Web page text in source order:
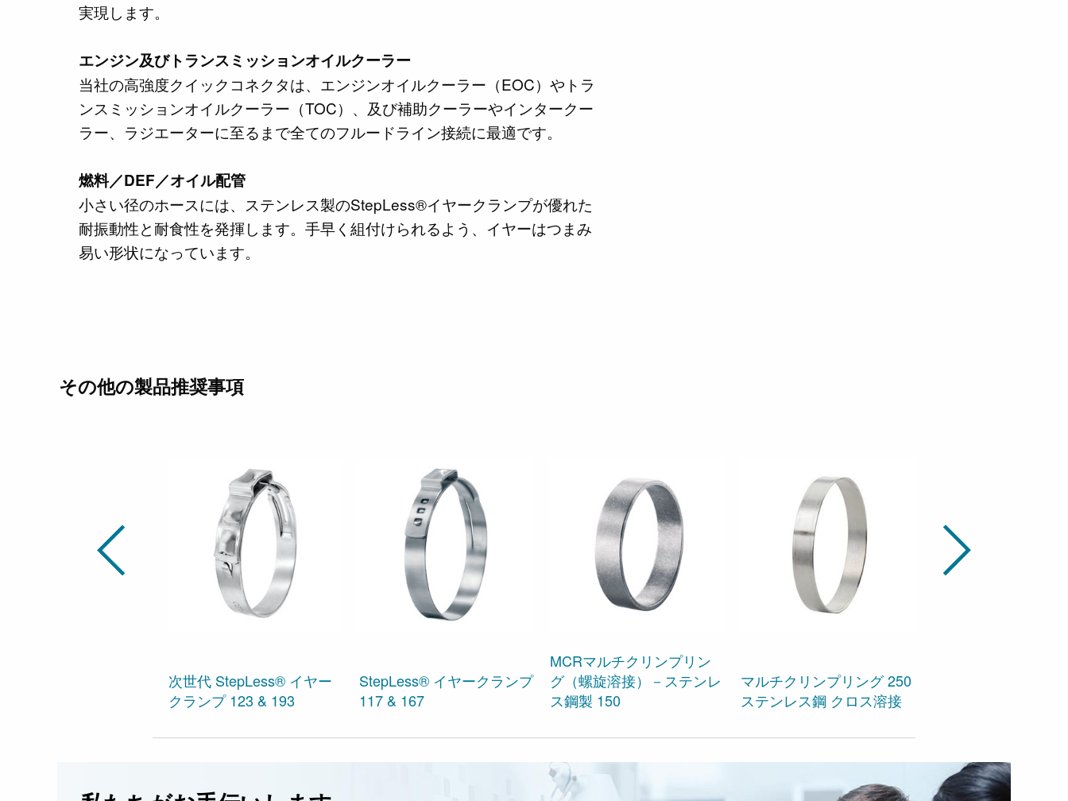
実現します。
エンジン及びトランスミッションオイルクーラー
当社の高強度クイックコネクタは、エンジンオイルクーラー（EOC）やトラ
ンスミッションオイルクーラー（TOC）、及び補助クーラーやインタークー
ラー、ラジエーターに至るまで全てのフルードライン接続に最適です。
燃料／DEF／オイル配管
小さい径のホースには、ステンレス製のStepLess®イヤークランプが優れた
耐振動性と耐食性を発揮します。手早く組付けられるよう、イヤーはつまみ
易い形状になっています。
その他の製品推奨事項
次世代 StepLess® イヤー
クランプ 123 & 193
StepLess® イヤークランプ
117 & 167
MCRマルチクリンプリン
グ（螺旋溶接）－ステンレ
ス鋼製 150
マルチクリンプリング 250
ステンレス鋼 クロス溶接